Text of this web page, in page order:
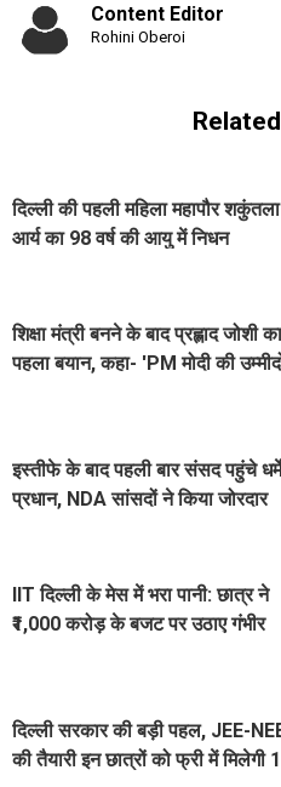
Content Editor
Rohini Oberoi
दिल्ली की पहली महिला महापौर शकुंतला
आर्य का 98 वर्ष की आयु में निधन
शिक्षा मंत्री बनने के बाद प्रह्लाद जोशी का
पहला बयान, कहा- 'PM मोदी की
इस्तीफे के बाद पहली बार संसद पहुंचे
प्रधान, NDA सांसदों ने किया जोरदार
IIT दिल्ली के मेस में भरा पानी: छात्र ने
₹1,000 करोड़ के बजट पर उठाए गंभीर
दिल्ली सरकार की बड़ी पहल, JEE-
की तैयारी इन छात्रों को फ्री में मिलेगी 1